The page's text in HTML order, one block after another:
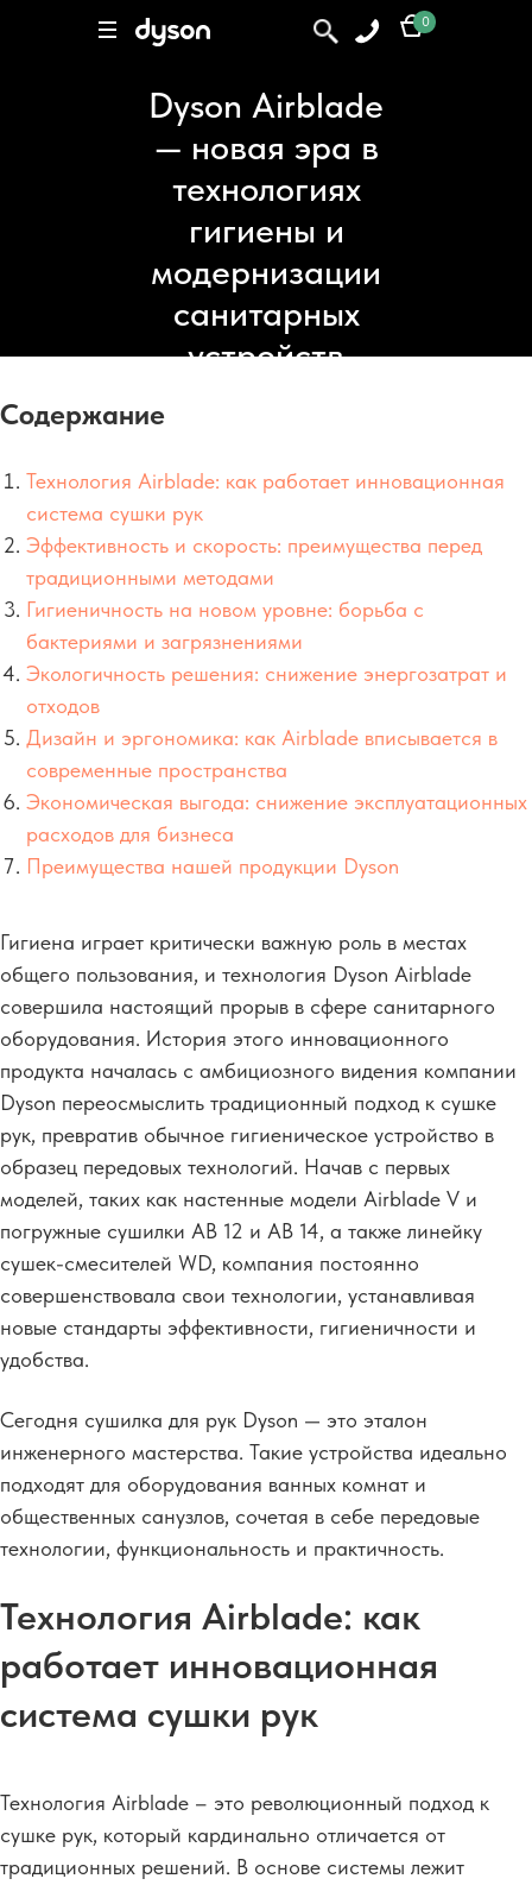
0
0
Dyson Airblade
— новая эра в
технологиях
гигиены и
модернизации
санитарных
устройств
Содержание
Технология Airblade: как работает инновационная
система сушки рук
Эффективность и скорость: преимущества перед
традиционными методами
Гигиеничность на новом уровне: борьба с
бактериями и загрязнениями
Экологичность решения: снижение энергозатрат и
отходов
Дизайн и эргономика: как Airblade вписывается в
современные пространства
Экономическая выгода: снижение эксплуатационных
расходов для бизнеса
Преимущества нашей продукции Dyson
Гигиена играет критически важную роль в местах
общего пользования, и технология Dyson Airblade
совершила настоящий прорыв в сфере санитарного
оборудования. История этого инновационного
продукта началась с амбициозного видения компании
Dyson переосмыслить традиционный подход к сушке
рук, превратив обычное гигиеническое устройство в
образец передовых технологий. Начав с первых
моделей, таких как настенные модели Airblade V и
погружные сушилки AB 12 и AB 14, а также линейку
сушек-смесителей WD, компания постоянно
совершенствовала свои технологии, устанавливая
новые стандарты эффективности, гигиеничности и
удобства.
Сегодня сушилка для рук Dyson — это эталон
инженерного мастерства. Такие устройства идеально
подходят для оборудования ванных комнат и
общественных санузлов, сочетая в себе передовые
технологии, функциональность и практичность.
Технология Airblade: как
работает инновационная
система сушки рук
Технология Airblade – это революционный подход к
сушке рук, который кардинально отличается от
традиционных решений. В основе системы лежит